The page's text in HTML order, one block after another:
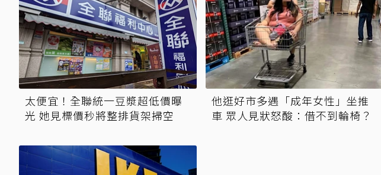
太便宜！全聯統一豆漿超低價曝
光 她見標價秒將整排貨架掃空
他逛好市多遇「成年女性」坐推
車 眾人見狀怒酸：借不到輪椅？